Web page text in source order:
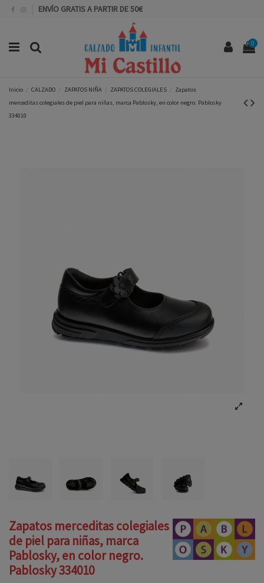
ENVÍO GRATIS A PARTIR DE 50€
0
Inicio CALZADO ZAPATOS NIÑA ZAPATOS COLEGIALES
Zapatos
merceditas colegiales de piel para niñas, marca Pablosky, en color negro. Pablosky
334010
Zapatos merceditas colegiales
de piel para niñas, marca
Pablosky, en color negro.
Pablosky 334010